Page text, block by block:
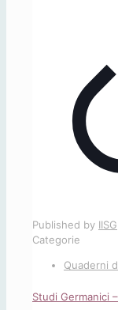
Published by IISG
Categorie
Quaderni
Studi Germanici